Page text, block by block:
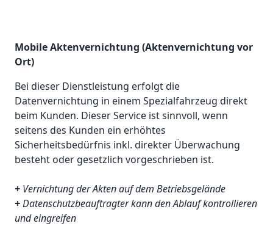
Mobile Aktenvernichtung (Aktenvernichtung vor
Ort)
Bei dieser Dienstleistung erfolgt die
Datenvernichtung in einem Spezialfahrzeug direkt
beim Kunden. Dieser Service ist sinnvoll, wenn
seitens des Kunden ein erhöhtes
Sicherheitsbedürfnis inkl. direkter Überwachung
besteht oder gesetzlich vorgeschrieben ist.
+ Vernichtung der Akten auf dem Betriebsgelände
+Datenschutzbeauftragter kann den Ablauf kontrollieren
und eingreifen